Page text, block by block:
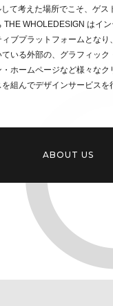
て考えた場所でこそ、ゲス
THE WHOLEDESIGN はイ
ブプラットフォームとなり
いる外部の、グラフィック
ホームページなど様々なク
組んでデザインサービスを
ABOUT US